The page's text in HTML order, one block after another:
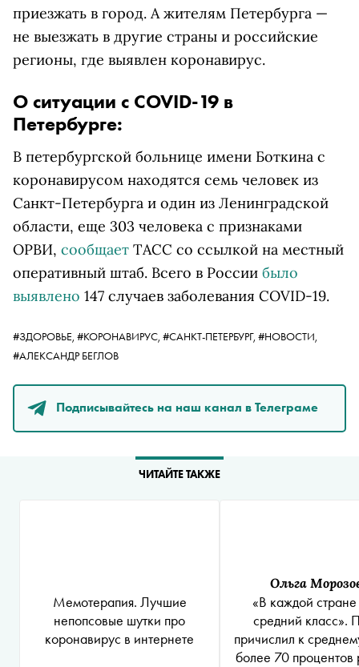
приезжать в город. А жителям Петербурга —
не выезжать в другие страны и российские
регионы, где выявлен коронавирус.
О ситуации с COVID-19 в
Петербурге:
В петербургской больнице имени Боткина с
коронавирусом находятся семь человек из
Санкт-Петербурга и один из Ленинградской
области, еще 303 человека с признаками
ОРВИ, сообщает ТАСС со ссылкой на местный
оперативный штаб. Всего в России было
выявлено 147 случаев заболевания COVID-19.
#ЗДОРОВЬЕ, #КОРОНАВИРУС, #САНКТ-ПЕТЕРБУРГ, #НОВОСТИ,
#АЛЕКСАНДР БЕГЛОВ
Подписывайтесь на наш канал в Телеграме
ЧИТАЙТЕ ТАКЖЕ
Мемотерапия. Лучшие
непопсовые шутки про
коронавирус в интернете
Ольга
«В каждой
средний класс».
причислил к
более 70 процентов